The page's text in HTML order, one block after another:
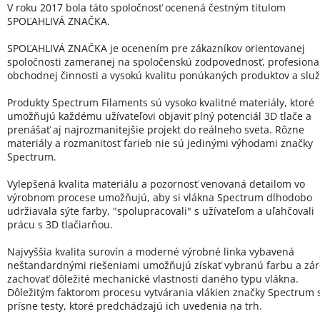
V roku 2017 bola táto spoločnosť ocenená čestným titulom
SPOĽAHLIVÁ ZNAČKA.
SPOĽAHLIVÁ ZNAČKA je ocenením pre zákazníkov orientovanej
spoločnosti zameranej na spoločenskú zodpovednosť,
obchodnej činnosti a vysokú kvalitu ponúkaných produktov a
Produkty Spectrum Filaments sú vysoko kvalitné materiály, ktoré
umožňujú každému užívateľovi objaviť plný potenciál 3D tlače a
prenášať aj najrozmanitejšie projekt do reálneho sveta. Rôzne
materiály a rozmanitosť farieb nie sú jedinými výhodami značky
Spectrum.
Vylepšená kvalita materiálu a pozornosť venovaná detailom vo
výrobnom procese umožňujú, aby si vlákna Spectrum dlhodobo
udržiavala sýte farby, "spolupracovali" s užívateľom a uľahčovali
prácu s 3D tlačiarňou.
Najvyššia kvalita surovín a moderné výrobné linka vybavená
neštandardnými riešeniami umožňujú získať vybranú farbu a
zachovať dôležité mechanické vlastnosti daného typu vlákna.
Dôležitým faktorom procesu vytvárania vlákien značky Spectrum
prísne testy, ktoré predchádzajú ich uvedenia na trh.